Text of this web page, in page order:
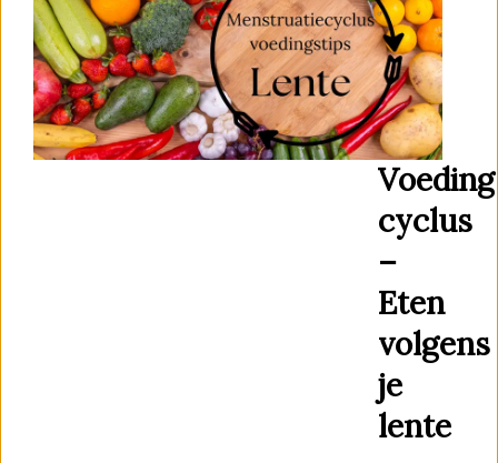
cyclus
–
Eten
volgens
je
lente